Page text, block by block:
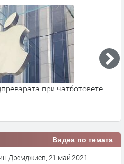
при чатботовете
Видеа по темата
Дремджиев, 21 май 2021